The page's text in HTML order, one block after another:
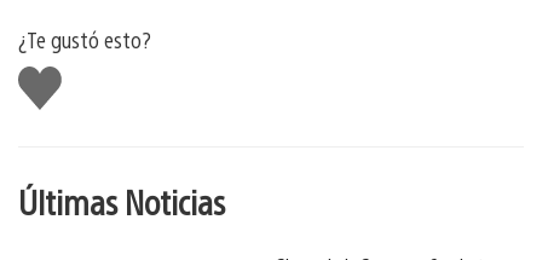
¿Te gustó esto?
Me
gusta
Últimas Noticias